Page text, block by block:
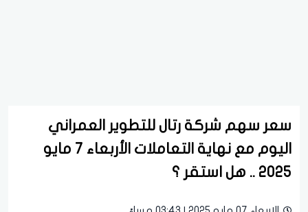
سعر سهم شركة رتال للتطوير العمراني
اليوم مع نهاية التعاملات الأربعاء 7 مايو
2025 .. هل استقر ؟